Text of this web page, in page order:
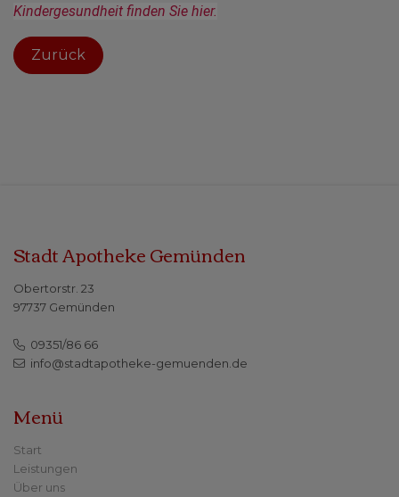
Zurück
Kindergesundheit finden Sie hier.
Stadt Apotheke Gemünden
Obertorstr. 23
97737 Gemünden
09351/86 66
info@stadtapotheke-gemuenden.de
Menü
Start
Leistungen
Über uns